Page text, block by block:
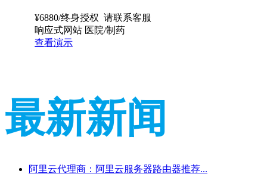
¥6880/终身授权 请联系客服
响应式网站 医院/制药
查看演示
最新新闻
阿里云代理商：阿里云服务器路由器推荐...